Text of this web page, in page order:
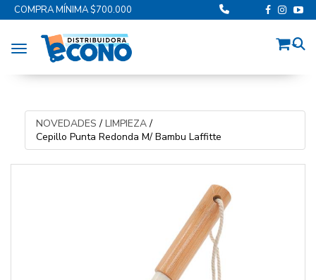
COMPRA MÍNIMA $700.000
Toggle navigation
NOVEDADES / LIMPIEZA /
Cepillo Punta Redonda M/ Bambu Laffitte